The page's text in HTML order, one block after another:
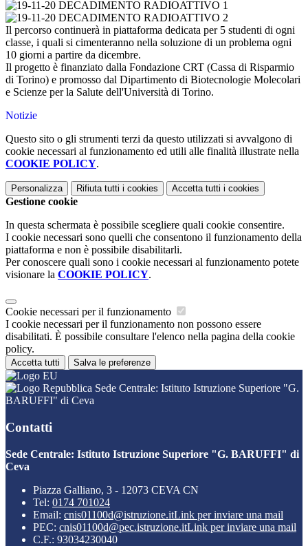
Il percorso continuerà in piattaforma dedicata per 5 studenti di ogni
classe, i quali si cimenteranno nella soluzione di un problema ogni
10 giorni a partire da dicembre.
Il progetto è finanziato dalla Fondazione CRT (Cassa di Risparmio
di Torino) e promosso dal Dipartimento di Biotecnologie Molecolari
e Scienze per la Salute dell'Università di Torino.
Notizie
Questo sito o gli strumenti terzi da questo utilizzati si avvalgono di
cookie necessari al funzionamento ed utili alle finalità illustrate nella
COOKIE POLICY.
Personalizza Rifiuta tutti i cookies Accetta tutti i cookies
Gestione cookie
In questa schermata è possibile scegliere quali cookie consentire.
I cookie necessari sono quelli che consentono il funzionamento della
piattaforma e non è possibile disabilitarli.
Per conoscere quali sono i cookie necessari al funzionamento potete
visionare la COOKIE POLICY.
Cookie necessari per il funzionamento
I cookie necessari per il funzionamento non possono essere
disabilitati. È possibile consultare l'elenco nella pagina della cookie
policy.
Accetta tutti Salva le preferenze
Sede Centrale: Istituto Istruzione Superiore "G.
BARUFFI" di Ceva
Contatti
Sede Centrale: Istituto Istruzione Superiore "G. BARUFFI" di
Ceva
Piazza Galliano, 3 - 12073 CEVA CN
Tel: 0174 701024
Email: cnis01100d@istruzione.itLink per inviare una mail
PEC: cnis01100d@pec.istruzione.itLink per inviare una mail
C.F.: 93034230040